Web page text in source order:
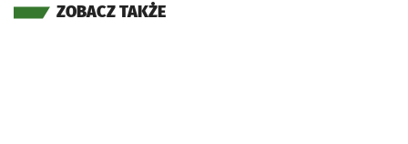
ZOBACZ TAKŻE